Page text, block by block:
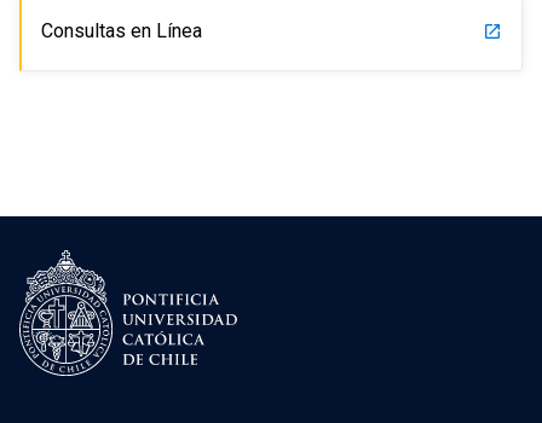
Consultas en Línea launch